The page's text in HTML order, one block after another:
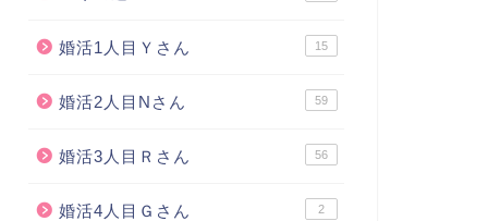
婚活1人目Ｙさん 15
婚活2人目Nさん 59
婚活3人目Ｒさん 56
婚活4人目Ｇさん 2